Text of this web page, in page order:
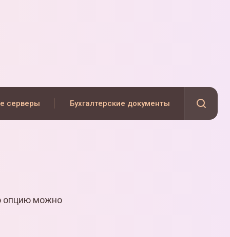
серверы Бухгалтерские документы
опцию можно